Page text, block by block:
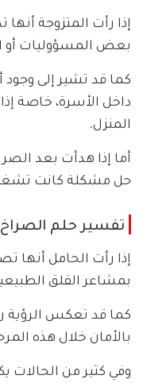
إذا رأت المتزوجة
بعض المسؤوليات أو
كما قد تشير إلى وجود
داخل الأسرة، خاصة
المنزل.
أما إذا هدأت بعد
حل مشكلة كانت
تفسير حلم
إذا رأت الحامل أنها
بمشاعر القلق
كما قد تعكس الرؤية
بالأمان خلال هذه
وفي كثير من الحالات